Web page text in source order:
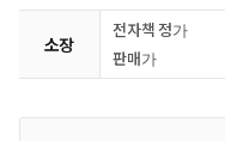
소장
전자책 정가
판매가